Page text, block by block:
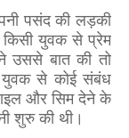
पसंद की लड़की
किसी युवक से प्रेम
उससे बात की तो
से कोई संबंध
और सिम देने के
शुरु की थी।